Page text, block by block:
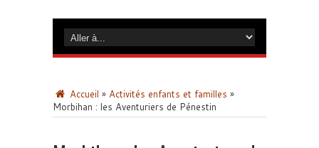
Accueil » Activités enfants et familles »
Morbihan : les Aventuriers de Pénestin